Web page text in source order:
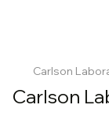
Carlson
Carlson